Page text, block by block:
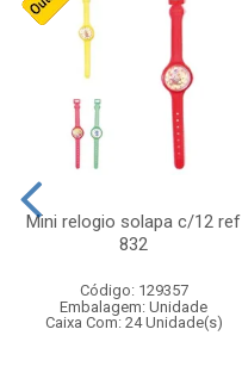
Mini relogio solapa c/12 ref
832
Código: 129357
Embalagem: Unidade
Caixa Com: 24 Unidade(s)